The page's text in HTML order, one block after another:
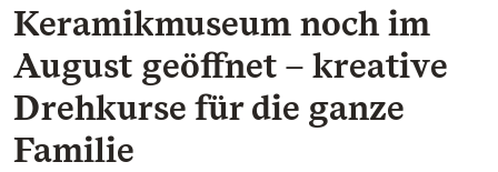
Keramikmuseum noch im
August geöffnet – kreative
Drehkurse für die ganze
Familie